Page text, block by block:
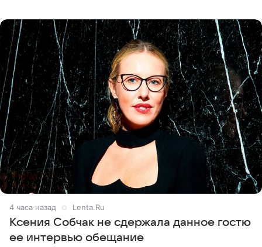
4 часа назад Lenta.Ru
Ксения Собчак не сдержала данное гостю
ее интервью обещание